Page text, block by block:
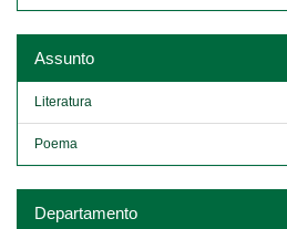
Assunto
Literatura
Poema
Departamento